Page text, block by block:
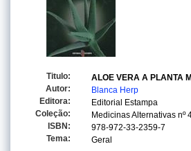
Titulo:
ALOE VERA A PLANTA
Autor:
Blanca Herp
Editora:
Editorial Estampa
Coleção:
Medicinas Alternativas nº
ISBN:
978-972-33-2359-7
Tema:
Geral